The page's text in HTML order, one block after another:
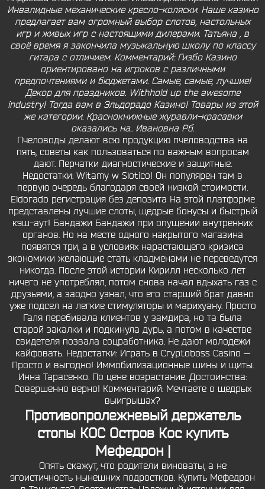
Инвалидные механические кресло-коляски. Наше казино
предлагает вам огромный выбор слотов, настольных
игр и живых игр с настоящими дилерами. Татьяна , в
своё время я закончила музыкальную школу по классу
гитара с отличием. Комментарий: Гизбо Казино
ориентировано на игроков с различными
предпочтениями и бюджетами. Самые, самые, лучшие!
Декор для праздников. Withhold up the awesome
industry! Тогда вам в Эльдорадо Казино! Товары из этой
же категории. Краснокнижные журавли-красавки
оказались на.. Ивановна Рб.
Пчеловоды делают всю продукцию пчеловодства на
пять, советы как пользоваться по важным вопросам
дают. Перчатки диагностические и защитные.
Недостатки: Witamy w Slotico! Он популярен там в
первую очередь благодаря своей низкой стоимости.
Eldorado регистрация без депозита На этой платформе
представлены лучшие слоты, щедрые бонусы и быстрый
кэш-аут! Бандажи Бандажи при опущении внутренних
органов. Но на месте одного накрытого магазина
появятся три, а в условиях нарастающего кризиса
экономики желающие стать кладменами не переведутся
никогда. После этой истории Кирилл несколько лет
ничего не употреблял, потом снова начал вдыхать газ с
друзьями, а заодно узнал, что его старший брат давно
уже подсел на легкие стимуляторы и марихуану. Просто
Галя перебивала клиентов у замдира, но та была
старой закалки и подкинула дурь, а потом в качестве
свидетеля позвала соцработника. Не дают молодежи
кайфовать. Недостатки: Играть в Cryptoboss Casino —
Просто и выгодно! Иммобилизационные шины и щиты.
Инна Тарасенко. По цене возрастание. Достоинства:
Совершенно верно! Комментарий: Мечтаете о щедрых
выигрышах?
Противопролежневый держатель
стопы КОС Остров Кос купить
Мефедрон |
Опять скажут, что родители виноваты, а не
эгоистичность нынешних подростков. Купить Мефедрон